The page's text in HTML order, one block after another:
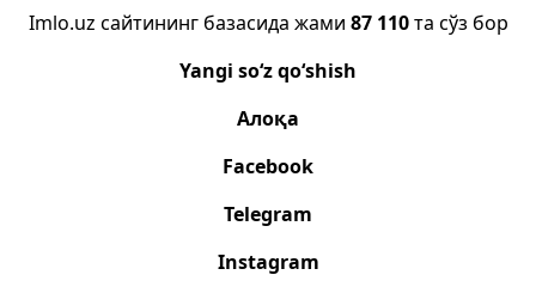
Imlo.uz сайтининг базасида жами 87 110та сўз бор
Yangi so‘z qo‘shish
Алоқа
Facebook
Telegram
Instagram